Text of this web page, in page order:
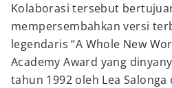
Kolaborasi tersebut
mempersembahkan versi
legendaris “A Whole New
Academy Award yang
tahun 1992 oleh Lea